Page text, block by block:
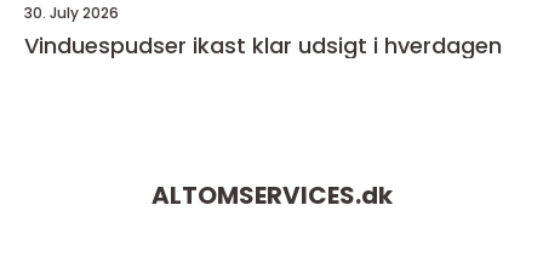
30. July 2026
Vinduespudser ikast klar udsigt i hverdagen
ALTOMSERVICES.dk